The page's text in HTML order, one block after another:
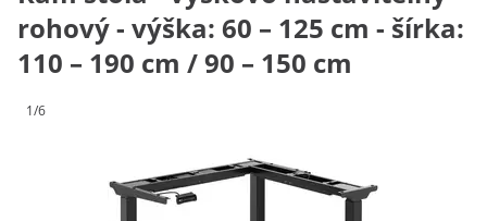
rohový - výška: 60 – 125 cm - šírka:
110 – 190 cm / 90 – 150 cm
1/6